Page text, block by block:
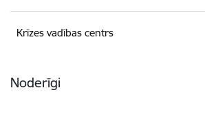
Krīzes vadības centrs
Noderīgi